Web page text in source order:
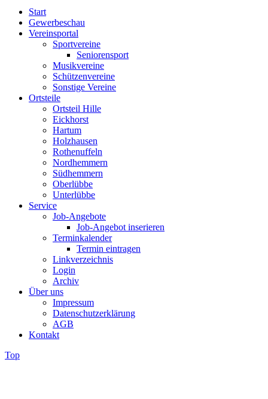
Start
Gewerbeschau
Vereinsportal
Sportvereine
Seniorensport
Musikvereine
Schützenvereine
Sonstige Vereine
Ortsteile
Ortsteil Hille
Eickhorst
Hartum
Holzhausen
Rothenuffeln
Nordhemmern
Südhemmern
Oberlübbe
Unterlübbe
Service
Job-Angebote
Job-Angebot inserieren
Terminkalender
Termin eintragen
Linkverzeichnis
Login
Archiv
Über uns
Impressum
Datenschutzerklärung
AGB
Kontakt
Top